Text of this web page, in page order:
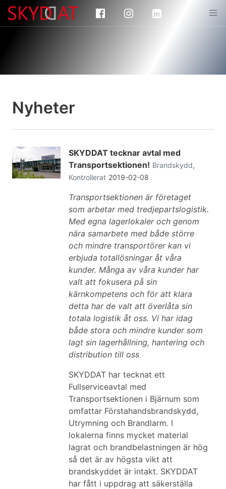
Nyheter
SKYDDAT tecknar avtal med
Transportsektionen! Brandskydd,
Kontrollerat 2019-02-08
Transportsektionen är företaget
som arbetar med tredjepartslogistik.
Med egna lagerlokaler och genom
nära samarbete med både större
och mindre transportörer kan vi
erbjuda totallösningar åt våra
kunder. Många av våra kunder har
valt att fokusera på sin
kärnkompetens och för att klara
detta har de valt att överlåta sin
totala logistik åt oss. Vi har idag
både stora och mindre kunder som
lagt sin lagerhållning, hantering och
distribution till oss
SKYDDAT har tecknat ett
Fullserviceavtal med
Transportsektionen i Bjärnum som
omfattar Förstahandsbrandskydd,
Utrymning och Brandlarm. I
lokalerna finns mycket material
lagrat och brandbelastningen är hög
så det är av högsta vikt att
brandskyddet är intakt. SKYDDAT
har fått i uppdrag att säkerställa